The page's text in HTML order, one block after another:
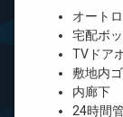
オート
宅配ボ
TVドア
敷地内
内廊下
24時間